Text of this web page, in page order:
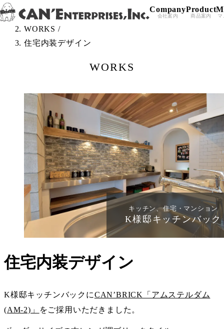
Skip to content
Company
会社案内
Product
商品案内 マ
TOP /
WORKS /
住宅内装デザイン
WORKS
キッチン、住宅・マンション
K様邸キッチンバック
住宅内装デザイン
K様邸キッチンバックにCAN’BRICK「アムステルダム
(AM-2)」
をご採用いただきました。